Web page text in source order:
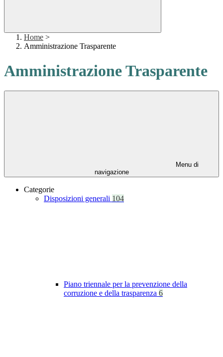
Home >
Amministrazione Trasparente
Amministrazione Trasparente
Menu di
navigazione
Categorie
Disposizioni generali 104
Piano triennale per la prevenzione della
corruzione e della trasparenza 6